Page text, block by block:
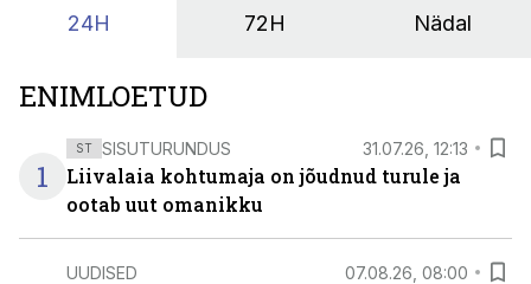
24H 72H Nädal
ENIMLOETUD
1
ST SISUTURUNDUS 31.07.26, 12:13
Liivalaia kohtumaja on jõudnud turule ja
ootab uut omanikku
UUDISED 07.08.26, 08:00